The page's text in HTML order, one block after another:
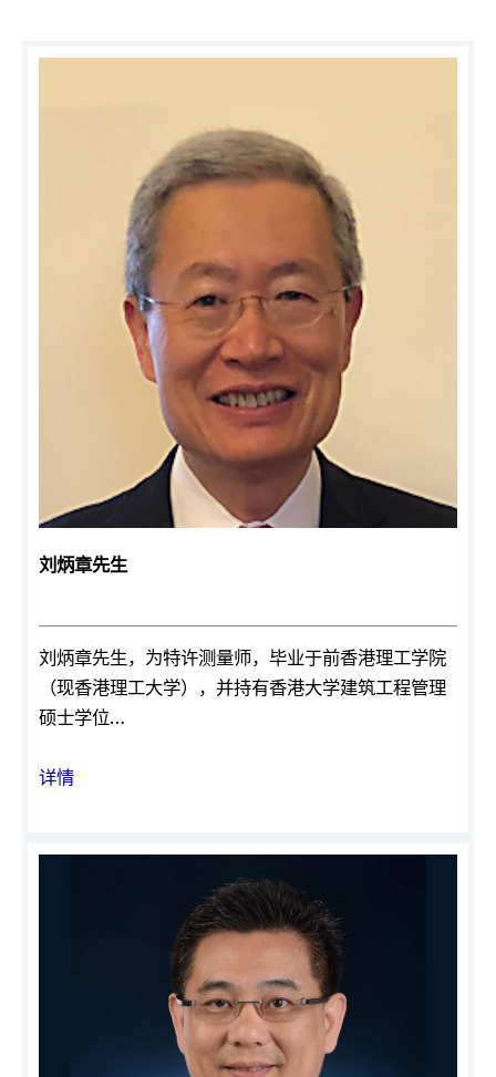
刘炳章先生
刘炳章先生，为特许测量师，毕业于前香港理工学院
（现香港理工大学），并持有香港大学建筑工程管理
硕士学位…
详情